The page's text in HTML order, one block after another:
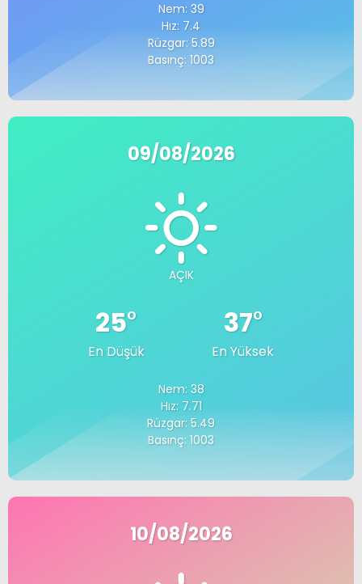
Nem: 39
Hız: 7.4
Rüzgar: 5.89
Basınç: 1003
09/08/2026
AÇIK
25°
En Düşük
37°
En Yüksek
Nem: 38
Hız: 7.71
Rüzgar: 5.49
Basınç: 1003
10/08/2026